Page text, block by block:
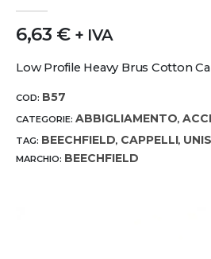
6,63 € + IVA
Low Profile Heavy Brus Cotton
COD: B57
CATEGORIE: ABBIGLIAMENTO,
TAG: BEECHFIELD, CAPPELLI,
MARCHIO: BEECHFIELD